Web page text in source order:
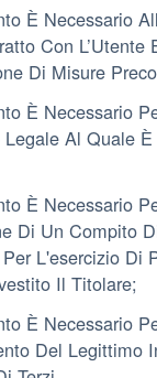
È Necessario
Con L’Utente
Di Misure
È Necessario
Al Quale
È Necessario
Di Un Compito
L'esercizio Di
Il Titolare;
È Necessario
Del Legittimo